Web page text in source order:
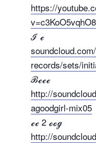
https://
ℐ ℯ
records/sets/
ℬℯℯℯ
http://
agoodgirl-mix05
ℯℯ 2 ℴℴℊ
http://